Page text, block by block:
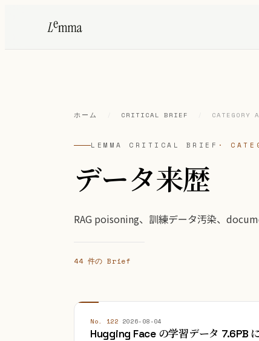
ホーム CRITICAL BRIEF CATEGORY
LEMMA CRITICAL BRIEF ·
データ来歴
RAG poisoning、訓練データ汚染、
44 件の Brief
No. 122 2026-08-04
Hugging Face の学習データ 7.6PB